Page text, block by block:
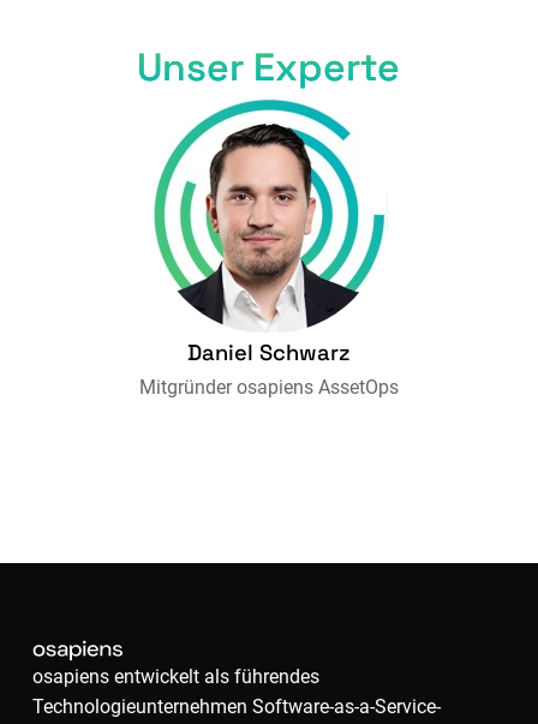
Unser Experte
Daniel Schwarz
Mitgründer osapiens AssetOps
osapiens entwickelt als führendes
Technologieunternehmen Software-as-a-Service-